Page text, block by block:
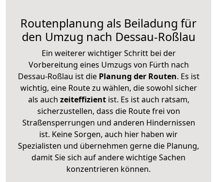
Routenplanung als Beiladung für
den Umzug nach Dessau-Roßlau
Ein weiterer wichtiger Schritt bei der
Vorbereitung eines Umzugs von Fürth nach
Dessau-Roßlau ist diePlanung der Routen. Es ist
wichtig, eine Route zu wählen, die sowohl sicher
als auch zeiteffizientist. Es ist auch ratsam,
sicherzustellen, dass die Route frei von
Straßensperrungen und anderen Hindernissen
ist. Keine Sorgen, auch hier haben wir
Spezialisten und übernehmen gerne die Planung,
damit Sie sich auf andere wichtige Sachen
konzentrieren können.